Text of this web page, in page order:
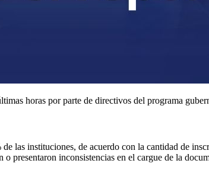
horas por parte de directivos del programa
las instituciones, de acuerdo con la cantidad de
o presentaron inconsistencias en el cargue de la